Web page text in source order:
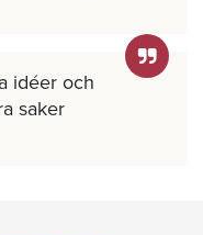
idéer och
saker